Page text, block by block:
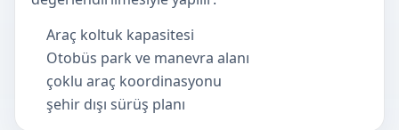
Araç koltuk kapasitesi
Otobüs park ve manevra alanı
çoklu araç koordinasyonu
şehir dışı sürüş planı